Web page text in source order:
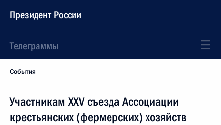
Президент России
Телеграммы
События
Участникам XXV съезда Ассоциации
крестьянских (фермерских) хозяйств